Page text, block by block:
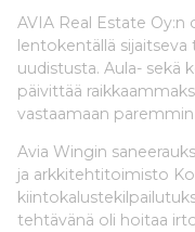
AVIA Real Estate Oy:n
lentokentällä
uudistusta. Aula- sekä
päivittää
vastaamaan
Avia Wingin
ja arkkitehtitoimisto
tehtävänä oli hoitaa